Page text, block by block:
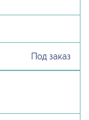
Под заказ